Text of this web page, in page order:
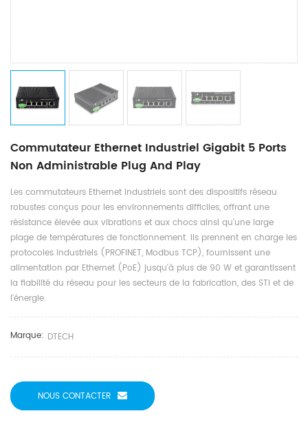
Commutateur Ethernet Industriel Gigabit 5 Ports
Non Administrable Plug And Play
Les commutateurs Ethernet industriels sont des dispositifs réseau
robustes conçus pour les environnements difficiles, offrant une
résistance élevée aux vibrations et aux chocs ainsi qu'une large
plage de températures de fonctionnement. Ils prennent en charge les
protocoles industriels (PROFINET, Modbus TCP), fournissent une
alimentation par Ethernet (PoE) jusqu'à plus de 90 W et garantissent
la fiabilité du réseau pour les secteurs de la fabrication, des STI et de
l'énergie.
Marque: DTECH
NOUS CONTACTER